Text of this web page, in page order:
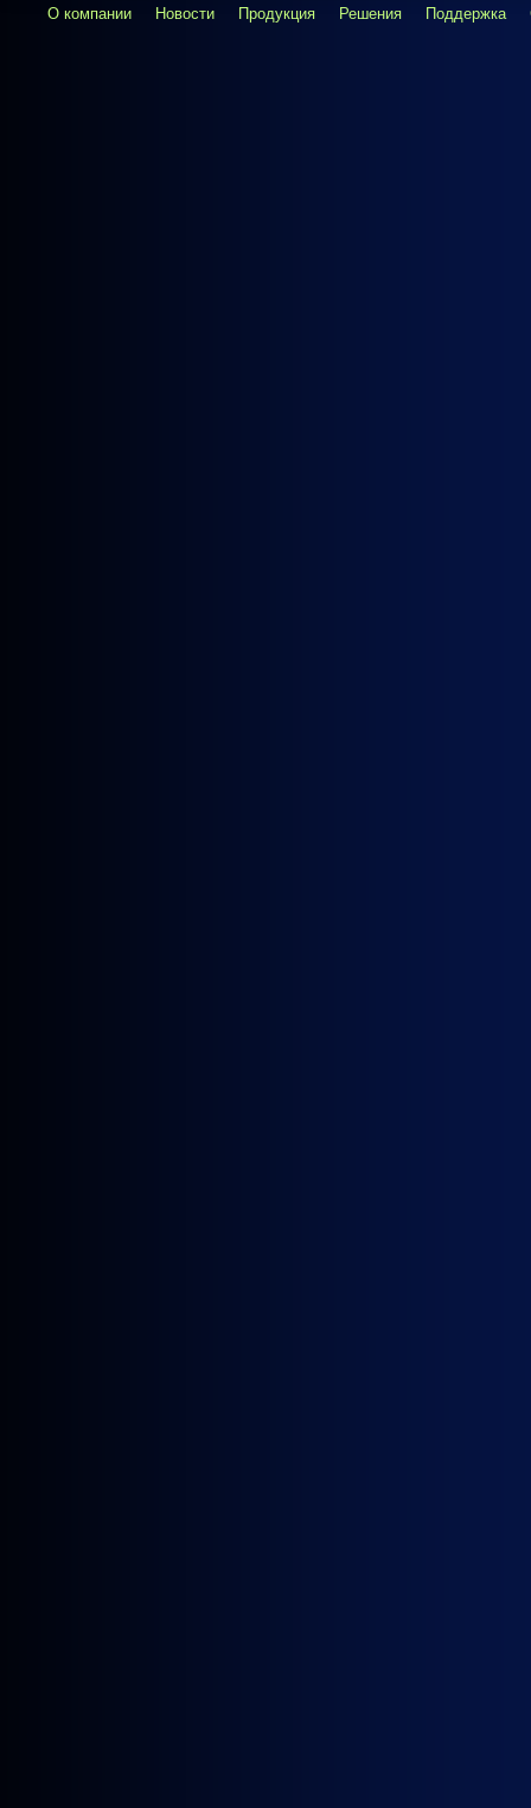
О компании Новости Продукция Решения Поддержка